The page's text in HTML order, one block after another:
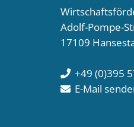
Adolf-Pompe-
17109
+49 (0)395
E-Mail